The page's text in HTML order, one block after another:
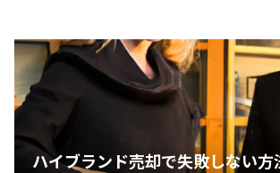
ハイブランド売却で失敗しない方